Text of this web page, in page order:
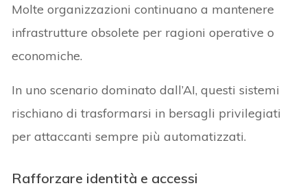
Molte organizzazioni continuano a mantenere
infrastrutture obsolete per ragioni operative o
economiche.
In uno scenario dominato dall’AI, questi sistemi
rischiano di trasformarsi in bersagli privilegiati
per attaccanti sempre più automatizzati.
Rafforzare identità e accessi